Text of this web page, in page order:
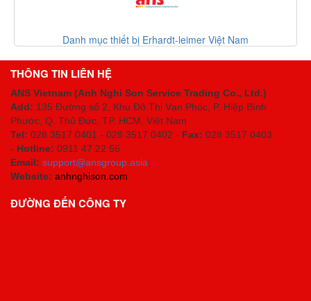
Danh mục thiết bị Erhardt-leimer Việt Nam
THÔNG TIN LIÊN HỆ
ANS Vietnam (Anh Nghi Son Service Trading Co., Ltd.)
Add: 135 Đường số 2, Khu Đô Thị Vạn Phúc, P. Hiệp Bình
Phước, Q. Thủ Đức, TP. HCM , Việt Nam
Tel: 028 3517 0401 - 028 3517 0402 - Fax: 028 3517 0403
- Hotline: 0911 47 22 55
Email: support@ansgroup.asia;
Website: anhnghison.com
ĐƯỜNG ĐẾN CÔNG TY